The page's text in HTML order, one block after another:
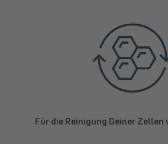
Für die Reinigung Deiner Zellen